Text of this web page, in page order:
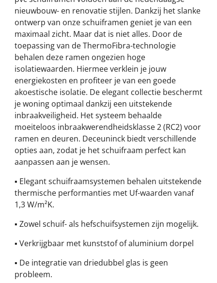
nieuwbouw- en renovatie stijlen. Dankzij het slanke
ontwerp van onze schuiframen geniet je van een
maximaal zicht. Maar dat is niet alles. Door de
toepassing van de ThermoFibra-technologie
behalen deze ramen ongezien hoge
isolatiewaarden. Hiermee verklein je jouw
energiekosten en profiteer je van een goede
akoestische isolatie. De elegant collectie beschermt
je woning optimaal dankzij een uitstekende
inbraakveiligheid. Het systeem behaalde
moeiteloos inbraakwerendheidsklasse 2 (RC2) voor
ramen en deuren. Deceuninck biedt verschillende
opties aan, zodat je het schuifraam perfect kan
aanpassen aan je wensen.
▪ Elegant schuifraamsystemen behalen uitstekende
thermische performanties met Uf-waarden vanaf
1,3 W/m²K.
▪ Zowel schuif- als hefschuifsystemen zijn mogelijk.
▪ Verkrijgbaar met kunststof of aluminium dorpel
▪ De integratie van driedubbel glas is geen
probleem.